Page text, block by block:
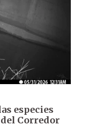
especies
del Corredor